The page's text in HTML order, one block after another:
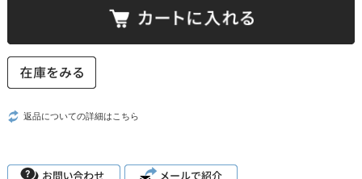
返品についての詳細はこちら